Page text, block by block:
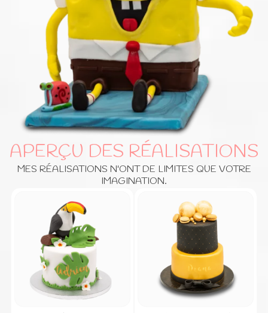
APERÇU DES RÉALISATIONS
MES RÉALISATIONS N'ONT DE LIMITES QUE VOTRE
IMAGINATION.